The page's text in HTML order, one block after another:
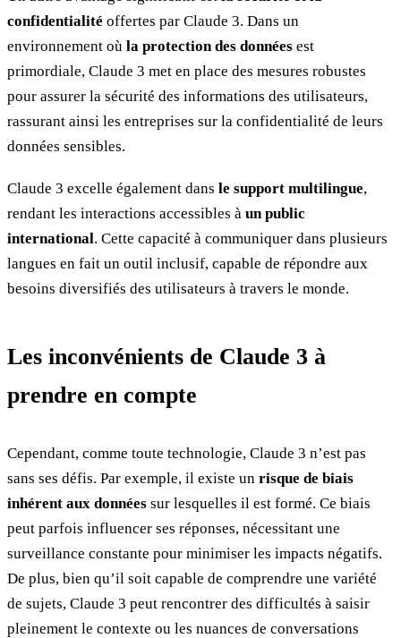
confidentialité offertes par Claude 3. Dans un
environnement où la protection des données est
primordiale, Claude 3 met en place des mesures robustes
pour assurer la sécurité des informations des utilisateurs,
rassurant ainsi les entreprises sur la confidentialité de leurs
données sensibles.
Claude 3 excelle également dans le support multilingue,
rendant les interactions accessibles à un public
international. Cette capacité à communiquer dans plusieurs
langues en fait un outil inclusif, capable de répondre aux
besoins diversifiés des utilisateurs à travers le monde.
Les inconvénients de Claude 3 à
prendre en compte
Cependant, comme toute technologie, Claude 3 n’est pas
sans ses défis. Par exemple, il existe un risque de biais
inhérent aux données sur lesquelles il est formé. Ce biais
peut parfois influencer ses réponses, nécessitant une
surveillance constante pour minimiser les impacts négatifs.
De plus, bien qu’il soit capable de comprendre une variété
de sujets, Claude 3 peut rencontrer des difficultés à saisir
pleinement le contexte ou les nuances de conversations